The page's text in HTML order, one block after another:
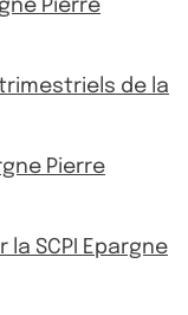
Pierre
de la
Pierre
SCPI Epargne